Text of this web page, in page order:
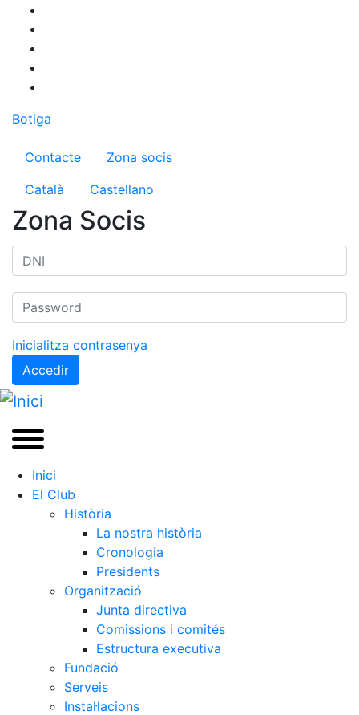
contingut
Botiga
Menú del compte d'usuari
Contacte
Zona socis
Català
Castellano
Zona Socis
Inicialitza contrasenya
Accedir
Inici
El Club
Història
La nostra història
Cronologia
Presidents
Organització
Junta directiva
Comissions i comités
Estructura executiva
Fundació
Serveis
Instal·lacions